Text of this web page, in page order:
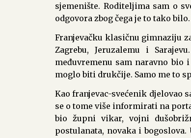
sjemenište. Roditeljima sam o
odgovora zbog čega je to tako
Franjevačku klasičnu gimnaziju
Zagrebu, Jeruzalemu i
međuvremenu sam naravno bio
moglo biti drukčije. Samo me to
Kao franjevac-svećenik djelovao
se o tome više informirati na
bio župni vikar, vojni
postulanata, novaka i